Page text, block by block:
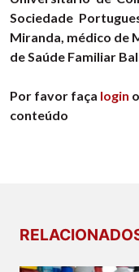
Sociedade
Miranda, médico de
de Saúde Familiar
Por favor faça login
conteúdo